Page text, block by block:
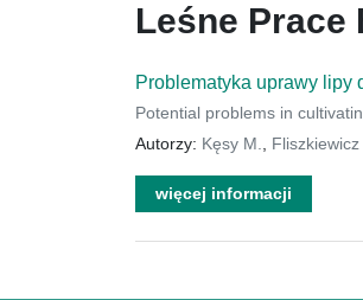
Leśne Prace
Problematyka uprawy lipy
Potential problems in
Autorzy: Kęsy M. Fliszkiewicz
więcej informacji